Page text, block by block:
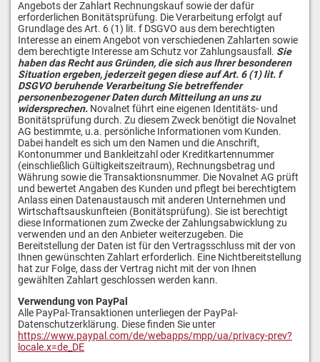
Angebots der Zahlart Rechnungskauf sowie der dafür
erforderlichen Bonitätsprüfung. Die Verarbeitung erfolgt auf
Grundlage des Art. 6 (1) lit. f DSGVO aus dem berechtigten
Interesse an einem Angebot von verschiedenen Zahlarten sowie
dem berechtigte Interesse am Schutz vor Zahlungsausfall. Sie
haben das Recht aus Gründen, die sich aus Ihrer besonderen
Situation ergeben, jederzeit gegen diese auf Art. 6 (1) lit. f
DSGVO beruhende Verarbeitung Sie betreffender
personenbezogener Daten durch Mitteilung an uns zu
widersprechen. Novalnet führt eine eigenen Identitäts- und
Bonitätsprüfung durch. Zu diesem Zweck benötigt die Novalnet
AG bestimmte, u.a. persönliche Informationen vom Kunden.
Dabei handelt es sich um den Namen und die Anschrift,
Kontonummer und Bankleitzahl oder Kreditkartennummer
(einschließlich Gültigkeitszeitraum), Rechnungsbetrag und
Währung sowie die Transaktionsnummer. Die Novalnet AG prüft
und bewertet Angaben des Kunden und pflegt bei berechtigtem
Anlass einen Datenaustausch mit anderen Unternehmen und
Wirtschaftsauskunfteien (Bonitätsprüfung). Sie ist berechtigt
diese Informationen zum Zwecke der Zahlungsabwicklung zu
verwenden und an den Anbieter weiterzugeben. Die
Bereitstellung der Daten ist für den Vertragsschluss mit der von
Ihnen gewünschten Zahlart erforderlich. Eine Nichtbereitstellung
hat zur Folge, dass der Vertrag nicht mit der von Ihnen
gewählten Zahlart geschlossen werden kann.
Verwendung von PayPal
Alle PayPal-Transaktionen unterliegen der PayPal-
Datenschutzerklärung. Diese finden Sie unter
https://www.paypal.com/de/webapps/mpp/ua/privacy-prev?
locale.x=de_DE